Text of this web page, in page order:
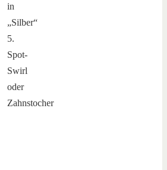
in
„Silber“
5.
Spot-
Swirl
oder
Zahnstocher